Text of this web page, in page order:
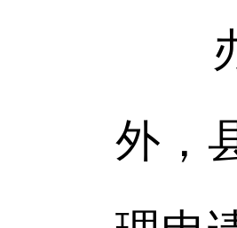
办
外，